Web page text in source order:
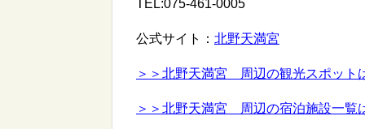
TEL:075-461-0005
公式サイト： 北野天満宮
＞＞北野天満宮 周辺の観光スポット
＞＞北野天満宮 周辺の宿泊施設一覧